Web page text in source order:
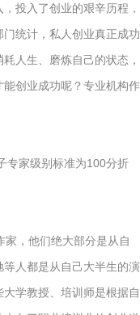
投入了创业的艰辛历程，
统计，私人创业真正成功
人生、磨炼自己的状态，
创业成功呢？专业机构作
专家级别标准为100分折
，他们绝大部分是从自
人都是从自己大半生的演
学教授、培训师是根据自